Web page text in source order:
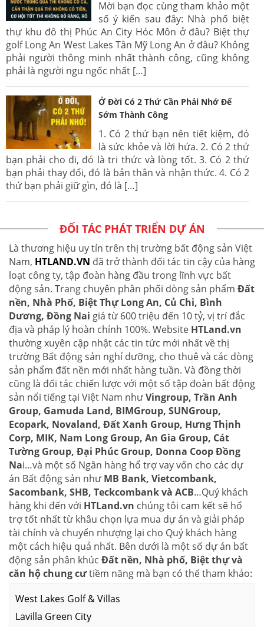
Mời bạn đọc cùng tham khảo một
số ý kiến sau đây: Nhà phố biệt
thự khu đô thị Phúc An City Hóc Môn ở đâu? Biệt thự
golf Long An West Lakes Tân Mỹ Long An ở đâu? Không
phải người thông minh nhất thành công, cũng không
phải là người ngu ngốc nhất […]
Ở Đời Có 2 Thứ Cần Phải Nhớ Để
Sớm Thành Công
1. Có 2 thứ bạn nên tiết kiệm, đó
là sức khỏe và lời hứa. 2. Có 2 thứ
bạn phải cho đi, đó là tri thức và lòng tốt. 3. Có 2 thứ
bạn phải thay đổi, đó là bản thân và nhận thức. 4. Có 2
thứ bạn phải giữ gìn, đó là […]
ĐỐI TÁC PHÁT TRIỂN DỰ ÁN
Là thương hiệu uy tín trên thị trường bất động sản Việt
Nam, HTLAND.VN đã trở thành đối tác tin cậy của hàng
loạt công ty, tập đoàn hàng đầu trong lĩnh vực bất
động sản. Trang chuyên phân phối dòng sản phẩm Đất
nền, Nhà Phố, Biệt Thự Long An, Củ Chi, Bình
Dương, Đồng Nai giá từ 600 triệu đến 10 tỷ, vị trí đắc
địa và pháp lý hoàn chỉnh 100%. Website HTLand.vn
thường xuyên cập nhật các tin tức mới nhất về thị
trường Bất động sản nghỉ dưỡng, cho thuê và các dòng
sản phẩm đất nền mới nhất hàng tuần. Và đồng thời
cũng là đối tác chiến lược với một số tập đoàn bất động
sản nổi tiếng tại Việt Nam nhưVingroup, Trần Anh
Group, Gamuda Land, BIMGroup, SUNGroup,
Ecopark, Novaland, Đất Xanh Group, Hưng Thịnh
Corp, MIK, Nam Long Group, An Gia Group, Cát
Tường Group, Đại Phúc Group, Donna Coop Đồng
Nai…và một số Ngân hàng hổ trợ vay vốn cho các dự
án Bất động sản như MB Bank, Vietcombank,
Sacombank, SHB, Teckcombank và ACB…Quý khách
hàng khi đến với HTLand.vn chúng tôi cam kết sẽ hổ
trợ tốt nhất từ khâu chọn lựa mua dự án và giải pháp
tài chính và chuyển nhượng lại cho Quý khách hàng
một cách hiệu quả nhất. Bên dưới là một số dự án bất
động sản phân khúc Đất nền, Nhà phố, Biệt thự và
căn hộ chung cưtiềm năng mà bạn có thể tham khảo:
West Lakes Golf & Villas
Lavilla Green City